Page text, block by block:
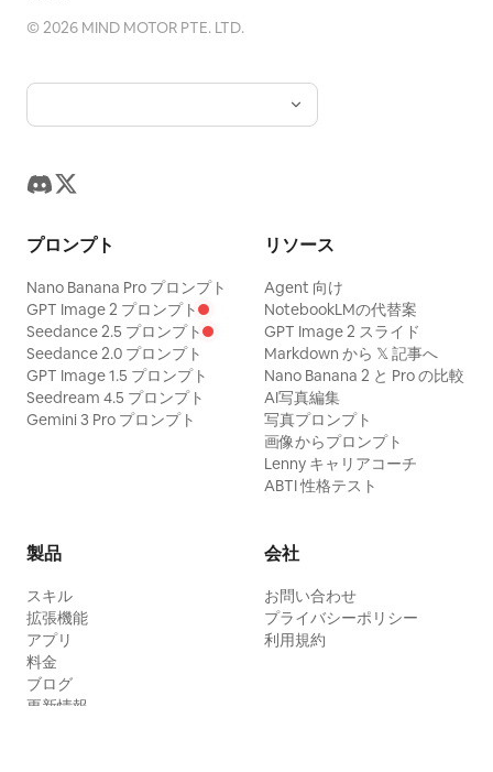
©2026 MIND MOTOR PTE. LTD.
プロンプト
Nano Banana Pro プロンプト
GPT Image 2 プロンプト
Seedance 2.5 プロンプト
Seedance 2.0 プロンプト
GPT Image 1.5 プロンプト
Seedream 4.5 プロンプト
Gemini 3 Pro プロンプト
リソース
Agent 向け
NotebookLMの代替案
GPT Image 2 スライド
Markdown から 𝕏 記事へ
Nano Banana 2 と Pro の比較
AI写真編集
写真プロンプト
画像からプロンプト
Lenny キャリアコーチ
ABTI 性格テスト
製品
スキル
拡張機能
アプリ
料金
ブログ
更新情報
会社
お問い合わせ
プライバシーポリシー
利用規約